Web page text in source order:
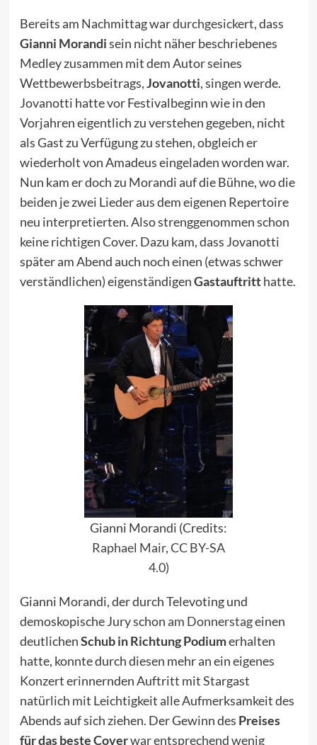
Bereits am Nachmittag wardurchgesickert, dass
Gianni Morandisein nicht näher beschriebenes
Medley zusammen mit dem Autor seines
Wettbewerbsbeitrags,Jovanotti, singen werde.
Jovanotti hatte vor Festivalbeginn wie in den
Vorjahren eigentlich zu verstehen gegeben, nicht
als Gast zu Verfügung zu stehen, obgleich er
wiederholt von Amadeus eingeladen worden war.
Nun kam er doch zu Morandi auf die Bühne, wo die
beiden je zwei Lieder aus dem eigenen Repertoire
neu interpretierten. Also strenggenommen schon
keine richtigen Cover. Dazu kam, dass Jovanotti
später am Abend auch noch einen (etwas schwer
verständlichen) eigenständigenGastauftritthatte.
Gianni Morandi (Credits:
Raphael Mair,CC BY-SA
4.0)
Gianni Morandi, der durch Televoting und
demoskopische Jury schon am Donnerstageinen
deutlichenSchub in Richtung Podiumerhalten
hatte, konnte durch diesen mehr an ein eigenes
Konzert erinnernden Auftritt mit Stargast
natürlich mit Leichtigkeit alle Aufmerksamkeit des
Abends auf sich ziehen. Der Gewinn des Preises
für das beste Coverwar entsprechend wenig